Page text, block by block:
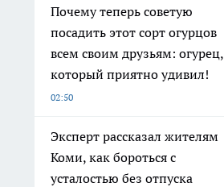
Почему теперь советую
посадить этот сорт огурцов
всем своим друзьям: огурец,
который приятно удивил!
02:50
Эксперт рассказал жителям
Коми, как бороться с
усталостью без отпуска